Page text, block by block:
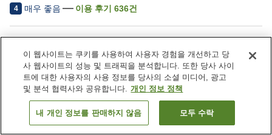
4 매우 좋음 이용 후기 636건
주차장
레스토랑
자동판매기
회의실
일본 가나가와 / 카나가와
사가미하라
코코 스테이 사가미하라
객실 보기
이 웹사이트는 쿠키를 사용하여 사용자 경험을 개선하고 당
사 웹사이트의 성능 및 트래픽을 분석합니다. 또한 당사 사이
트에 대한 사용자의 사용 정보를 당사의 소셜 미디어, 광고
및 분석 협력사와 공유합니다. 개인 정보 정책
내 개인 정보를 판매하지 않음 모두 수락